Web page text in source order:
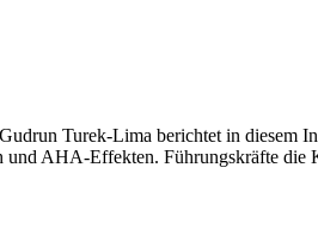
Turek-Lima berichtet in diesem
und AHA-Effekten. Führungskräfte die